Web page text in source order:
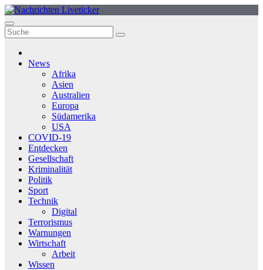
Zum
Inhalt
springen
News
Afrika
Asien
Australien
Europa
Südamerika
USA
COVID-19
Entdecken
Gesellschaft
Kriminalität
Politik
Sport
Technik
Digital
Terrorismus
Warnungen
Wirtschaft
Arbeit
Wissen